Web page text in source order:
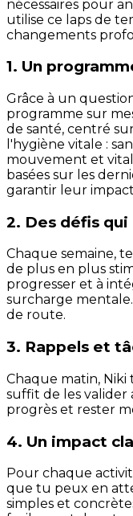
nécessaires pour
utilise ce laps de
changements
1. Un
Grâce à un
programme sur
de santé, centré
l'hygiène vitale :
mouvement et
basées sur les
garantir leur
2. Des défis
Chaque semaine,
de plus en plus
progresser et à
surcharge
de route.
3. Rappels et
Chaque matin, Niki
suffit de les valider
progrès et rester
4. Un impact
Pour chaque
que tu peux en
simples et